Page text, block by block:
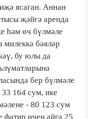
ясаган. Аннан
җәйгә аренда
һәм өч бүлмәле
бәяләр
бу юлы да
бер бүлмәле
33 164 сум, ике
- 80 123 сум
фатир өчен айга 25